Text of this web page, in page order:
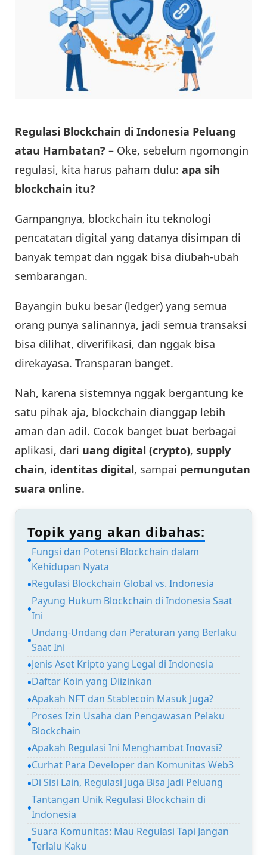
Regulasi Blockchain di Indonesia Peluang
atau Hambatan? – Oke, sebelum ngomongin
regulasi, kita harus paham dulu: apa sih
blockchain itu?
Gampangnya, blockchain itu teknologi
pencatatan digital yang datanya disimpan di
banyak tempat dan nggak bisa diubah-ubah
sembarangan.
Bayangin buku besar (ledger) yang semua
orang punya salinannya, jadi semua transaksi
bisa dilihat, diverifikasi, dan nggak bisa
direkayasa. Transparan banget.
Nah, karena sistemnya nggak bergantung ke
satu pihak aja, blockchain dianggap lebih
aman dan adil. Cocok banget buat berbagai
aplikasi, dari uang digital (crypto), supply
chain, identitas digital, sampai pemungutan
suara online.
Topik yang akan dibahas:
Fungsi dan Potensi Blockchain dalam
Kehidupan Nyata
Regulasi Blockchain Global vs. Indonesia
Payung Hukum Blockchain di Indonesia Saat
Ini
Undang-Undang dan Peraturan yang Berlaku
Saat Ini
Jenis Aset Kripto yang Legal di Indonesia
Daftar Koin yang Diizinkan
Apakah NFT dan Stablecoin Masuk Juga?
Proses Izin Usaha dan Pengawasan Pelaku
Blockchain
Apakah Regulasi Ini Menghambat Inovasi?
Curhat Para Developer dan Komunitas Web3
Di Sisi Lain, Regulasi Juga Bisa Jadi Peluang
Tantangan Unik Regulasi Blockchain di
Indonesia
Suara Komunitas: Mau Regulasi Tapi Jangan
Terlalu Kaku